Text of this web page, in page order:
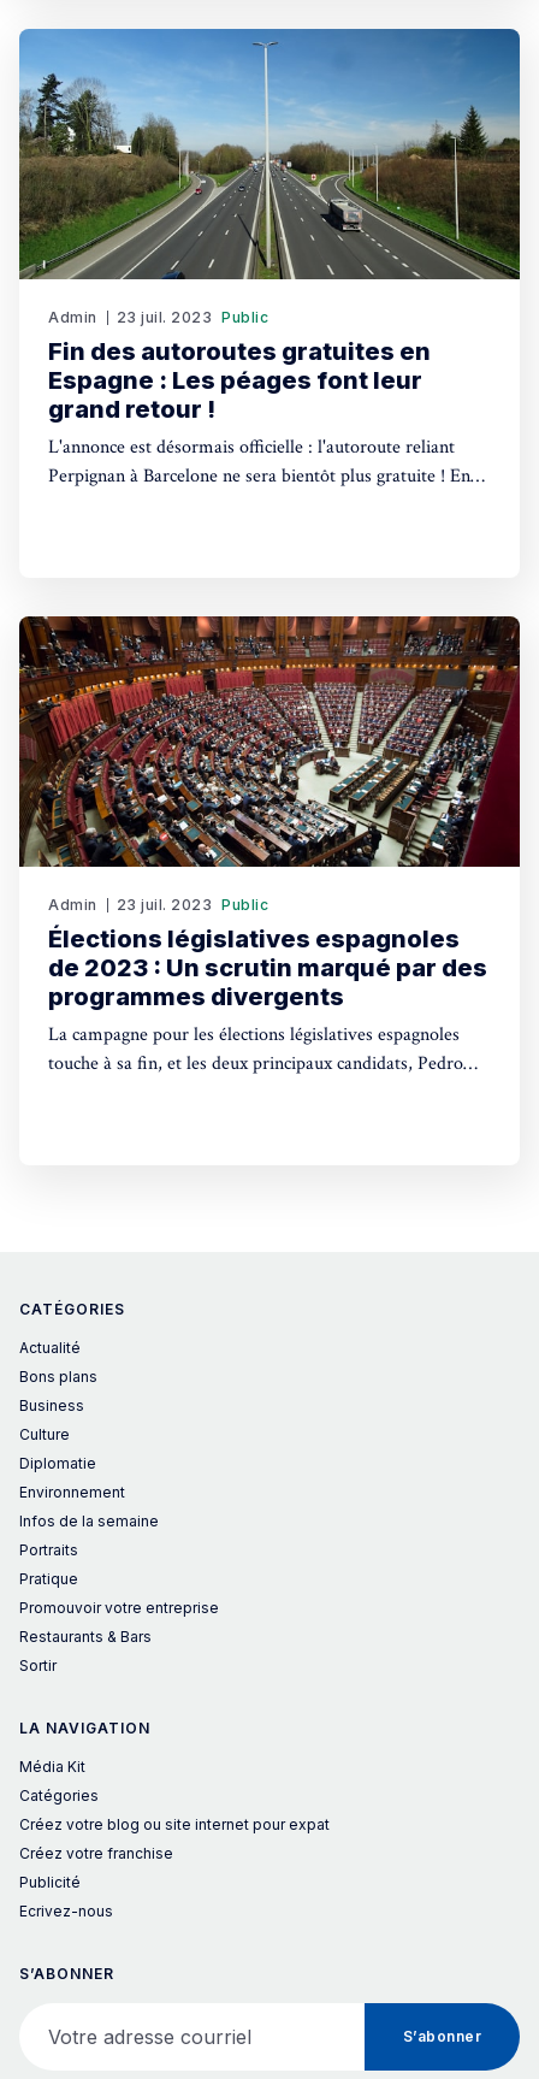
divergentsLa
Admin 23 juil. 2023 Public
Fin des autoroutes gratuites en
Espagne : Les péages font leur
grand retour !
L'annonce est désormais officielle : l'autoroute reliant
Perpignan à Barcelone ne sera bientôt plus gratuite ! En
Admin 23 juil. 2023 Public
Élections législatives espagnoles
de 2023 : Un scrutin marqué par des
programmes divergents
La campagne pour les élections législatives espagnoles
touche à sa fin, et les deux principaux candidats, Pedro
CATÉGORIES
Actualité
Bons plans
Business
Culture
Diplomatie
Environnement
Infos de la semaine
Portraits
Pratique
Promouvoir votre entreprise
Restaurants & Bars
Sortir
LA NAVIGATION
Média Kit
Catégories
Créez votre blog ou site internet pour expat
Créez votre franchise
Publicité
Ecrivez-nous
S’ABONNER
S’abonner